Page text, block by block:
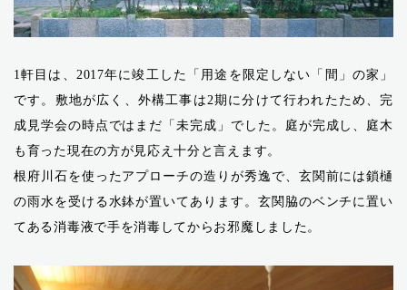
1軒目は、2017年に竣工した「用途を限定しない「間」の家」
です。敷地が広く、外構工事は2期に分けて行われたため、完
成見学会の時点ではまだ「未完成」でした。庭が完成し、庭木
も育った現在の方が見応え十分と言えます。
根府川石を使ったアプローチの造りが秀逸で、玄関前には鎖樋
の雨水を受ける水鉢が置いてあります。玄関脇のベンチに置い
てある消毒液で手を消毒してからお邪魔しました。